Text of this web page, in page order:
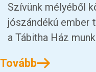
Szívünk mélyéből
jószándékú ember
a Tábitha Ház
Tovább